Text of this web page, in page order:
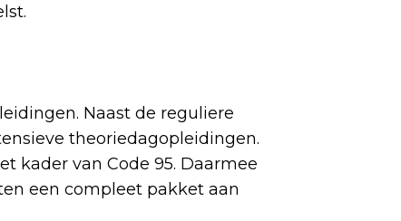
Naast de reguliere
theoriedagopleidingen.
kader van Code 95. Daarmee
een compleet pakket aan